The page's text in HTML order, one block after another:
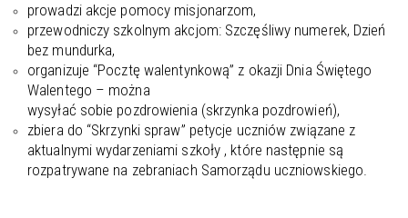
prowadzi akcje pomocy misjonarzom,
przewodniczy szkolnym akcjom: Szczęśliwy numerek, Dzień
bez mundurka,
organizuje “Pocztę walentynkową” z okazji Dnia Świętego
Walentego – można
wysyłać sobie pozdrowienia (skrzynka pozdrowień),
zbiera do “Skrzynki spraw” petycje uczniów związane z
aktualnymi wydarzeniami szkoły , które następnie są
rozpatrywane na zebraniach Samorządu uczniowskiego.